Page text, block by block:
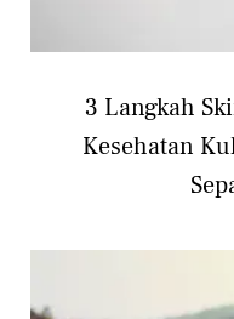
3 Langkah
Kesehatan